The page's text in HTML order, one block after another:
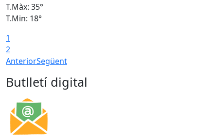
T.Màx: 35°
T.Min: 18°
1
2
AnteriorSegüent
Butlletí digital